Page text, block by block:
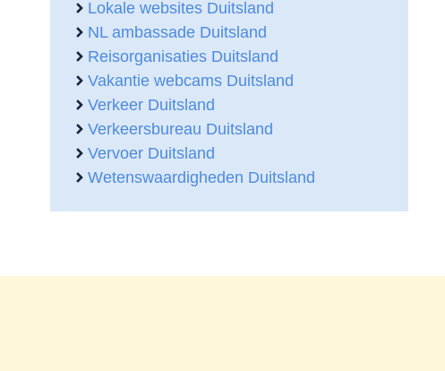
Lokale websites Duitsland
NL ambassade Duitsland
Reisorganisaties Duitsland
Vakantie webcams Duitsland
Verkeer Duitsland
Verkeersbureau Duitsland
Vervoer Duitsland
Wetenswaardigheden Duitsland